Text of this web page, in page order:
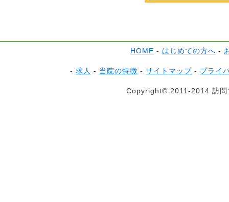
HOME - はじめての方へ -
- 求人 - 当院の特徴 - サイトマップ - プライ
Copyright© 2011-2014 訪問